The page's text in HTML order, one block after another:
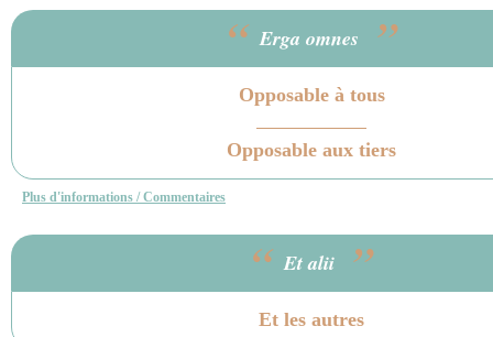
“ Erga omnes ”
Opposable à tous
Opposable aux tiers
Plus d'informations / Commentaires
“ Et alii ”
Et les autres